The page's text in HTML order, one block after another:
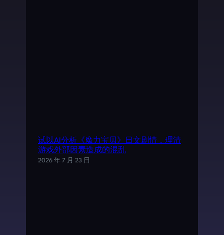
试以AI分析《魔力宝贝》日文剧情，理清
游戏外部因素造成的混乱
2026 年 7 月 23 日